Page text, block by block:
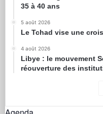
35 à 40 ans
5 août 2026
Le Tchad vise une
4 août 2026
Libye : le mouvement
réouverture des